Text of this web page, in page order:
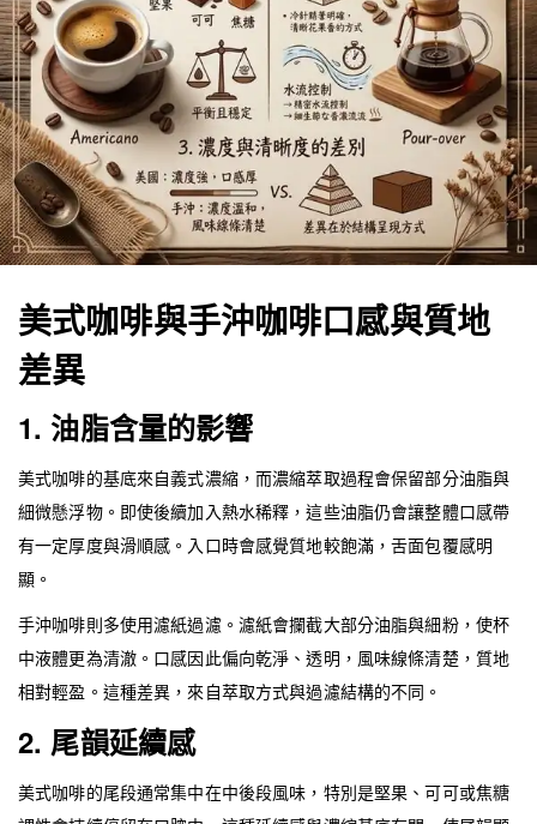
美式咖啡與手沖咖啡口感與質地
差異
1. 油脂含量的影響
美式咖啡的基底來自義式濃縮，而濃縮萃取過程會保留部分油脂與
細微懸浮物。即使後續加入熱水稀釋，這些油脂仍會讓整體口感帶
有一定厚度與滑順感。入口時會感覺質地較飽滿，舌面包覆感明
顯。
手沖咖啡則多使用濾紙過濾。濾紙會攔截大部分油脂與細粉，使杯
中液體更為清澈。口感因此偏向乾淨、透明，風味線條清楚，質地
相對輕盈。這種差異，來自萃取方式與過濾結構的不同。
2. 尾韻延續感
美式咖啡的尾段通常集中在中後段風味，特別是堅果、可可或焦糖